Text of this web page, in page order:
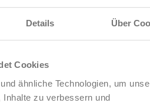
Details Über
Cookies
ähnliche Technologien, um
zu verbessern und